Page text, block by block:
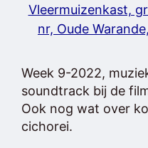
Vleermuizenkast,
nr, Oude
Week 9-2022,
soundtrack bij de
Ook nog wat over
cichorei.